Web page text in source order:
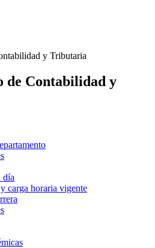
de Contabilidad y
día
carga horaria vigente